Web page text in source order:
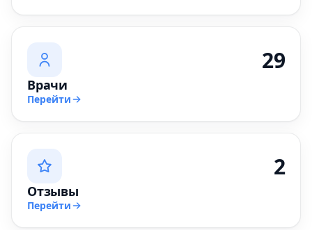
29
Врачи
Перейти
2
Отзывы
Перейти